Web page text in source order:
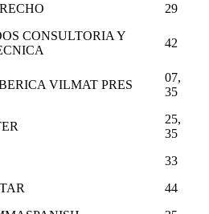
29
CONSULTORIA Y
42
VILMAT PRES
07,
35
25,
35
33
44